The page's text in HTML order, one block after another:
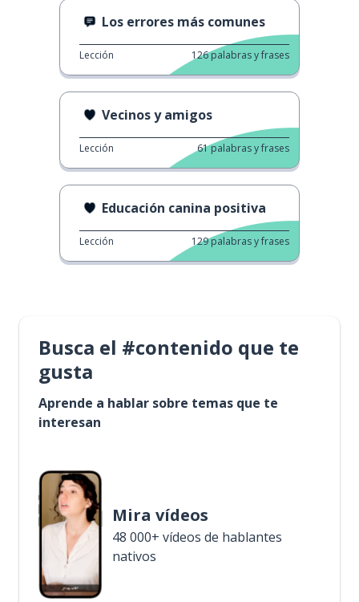
Los errores más comunes
Lección 126palabras y frases
Vecinos y amigos
Lección 61palabras y frases
Educación canina positiva
Lección 129palabras y frases
Busca el #contenido que te
gusta
Aprende a hablar sobre temas que te
interesan
Mira vídeos
48 000+ vídeos de hablantes
nativos